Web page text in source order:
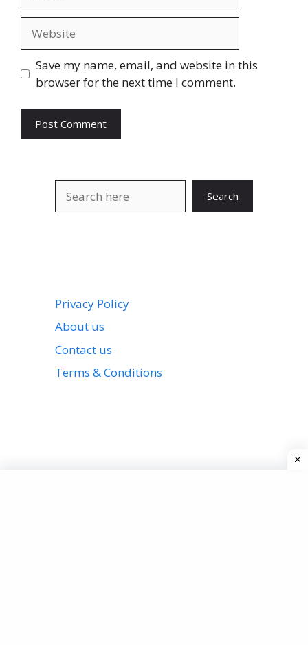
Save my name, email, and website in this
browser for the next time I comment.
Search
Privacy Policy
About us
Contact us
Terms & Conditions